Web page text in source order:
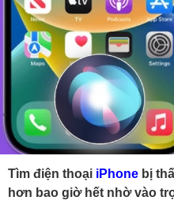
Tìm điện thoại iPhone bị
hơn bao giờ hết nhờ vào